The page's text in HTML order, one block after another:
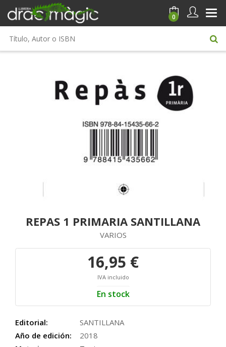
0
REPAS 1 PRIMARIA SANTILLANA
VARIOS
16,95 €
IVA incluido
En stock
Editorial:
SANTILLANA
Año de edición:
2018